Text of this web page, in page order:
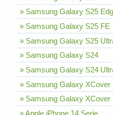
» Samsung Galaxy S25
» Samsung Galaxy S25 FE
» Samsung Galaxy S25
» Samsung Galaxy S24
» Samsung Galaxy S24
» Samsung Galaxy XCover
» Samsung Galaxy XCover
» Apple iPhone 14 Serie